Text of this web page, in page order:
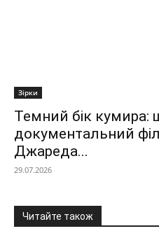
Зірки
Темний бік кумира:
документальний
Джареда...
29.07.2026
Читайте також